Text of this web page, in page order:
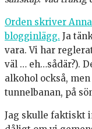
Orden skriver
blogginlägg. Ja
vara. Vi har
väl … eh…sådär?).
alkohol också,
tunnelbanan, på
Jag skulle faktiskt